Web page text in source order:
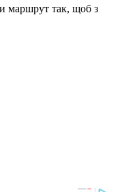
маршрут так, щоб з